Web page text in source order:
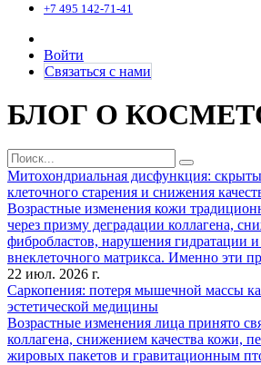
+7 495 142-71-41
Войти
Связаться с нами
БЛОГ О
Митохондриальная дисфункция:
клеточного старения и снижения
Возрастные изменения кожи
через призму деградации коллагена,
фибробластов, нарушения гидратации и
внеклеточного матрикса. Именно эти
22 июл. 2026 г.
Саркопения: потеря мышечной массы
эстетической медицины
Возрастные изменения лица принято
коллагена, снижением качества кожи,
жировых пакетов и гравитационным